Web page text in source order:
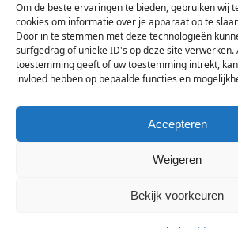
Om de beste ervaringen te bieden, gebruiken wij
cookies om informatie over je apparaat op te
Door in te stemmen met deze technologieën
surfgedrag of unieke ID's op deze site verwerken.
toestemming geeft of uw toestemming intrekt,
invloed hebben op bepaalde functies en
Accepteren
Weigeren
Bekijk voorkeuren
Vul
hier
je
e-
mailadres
in
Sign Up